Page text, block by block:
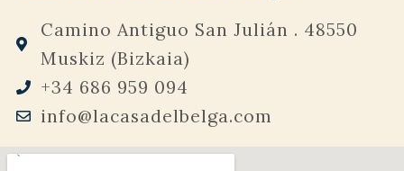
Camino Antiguo San Julián . 48550
Muskiz (Bizkaia)
+34 686 959 094
info@lacasadelbelga.com